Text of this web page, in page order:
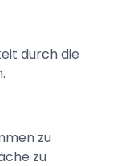
durch die
zu
zu